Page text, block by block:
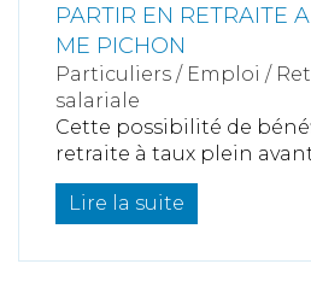
PARTIR EN RETRAITE
ME PICHON
Particuliers / Emploi /
salariale
Cette possibilité de
retraite à taux plein avant
Lire la suite